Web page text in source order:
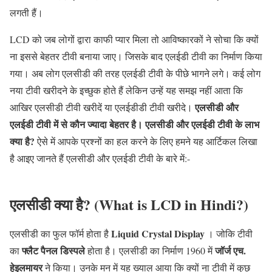
लगती हैं।
LCD को जब लोगों द्वारा काफी प्यार मिला तो आविष्कारकों ने सोचा कि क्यों
ना इससे बेहतर टीवी बनाया जाए। जिसके बाद एलईडी टीवी का निर्माण किया
गया। अब लोग एलसीडी की तरह एलईडी टीवी के पीछे भागने लगे। कई लोग
नया टीवी खरीदने के इच्छुक होते हैं लेकिन उन्हें यह समझ नहीं आता कि
आखिर एलसीडी टीवी खरीदें या एलईडीडी टीवी खरीदे।एलसीडी और
एलईडी टीवी में से कौन ज्यादा बेहतर है। एलसीडी और एलईडी टीवी के लाभ
क्या है?ऐसे में आपके प्रश्नों का हल करने के लिए हमने यह आर्टिकल लिखा
है आइए जानते हैं एलसीडी और एलईडी टीवी के बारे में:-
एलसीडी क्या है? (What is LCD in Hindi?)
एलसीडी का फुल फॉर्म होता हैLiquid Crystal Display । जोकि टीवी
काफ्लैट पैनल डिस्पलेहोता है। एलसीडी का निर्माण 1960 मेंजॉर्ज एच.
हेइलमायरने किया। उनके मन में यह ख्याल आया कि क्यों ना टीवी में कुछ